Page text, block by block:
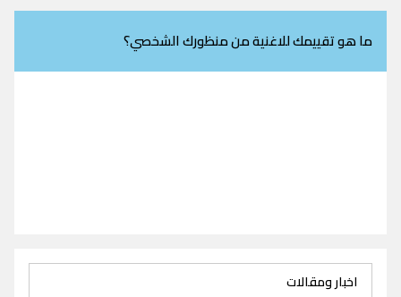
ما هو تقييمك للاغنية من منظورك الشخصي؟
اخبار ومقالات